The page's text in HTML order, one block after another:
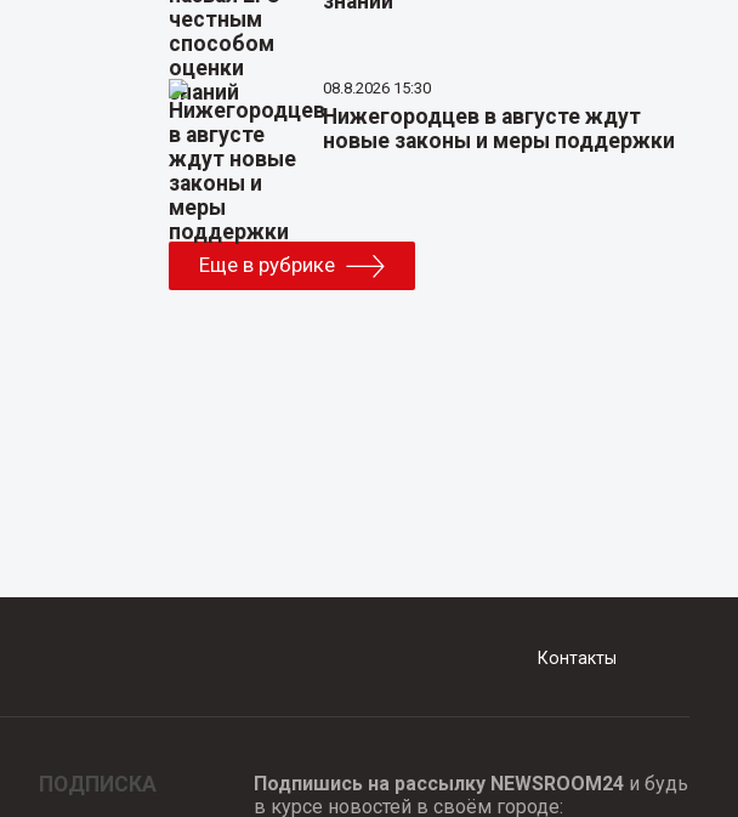
08.8.2026 15:30
Нижегородцев в августе ждут
новые законы и меры поддержки
Еще в рубрике
Контакты
ПОДПИСКА Подпишись на рассылку NEWSROOM24и будь
в курсе новостей в своём городе: